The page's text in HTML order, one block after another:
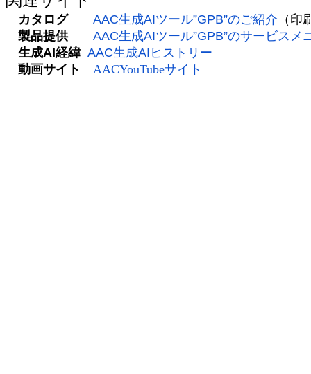
カタログ AAC生成AIツール”GPB”のご紹介 （印
製品提供
AAC生成AIツール”GPB”のサービスメ
生成AI経緯 AAC生成AIヒストリー
動画サイト AACYouTubeサイト